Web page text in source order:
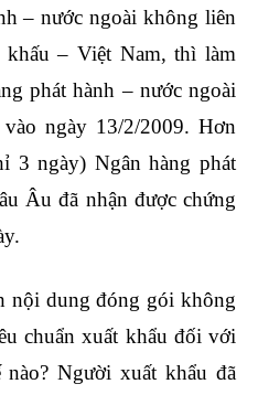
– nước ngoài không liên
– Việt Nam, thì làm
phát hành – nước ngoài
ngày 13/2/2009. Hơn
3 ngày) Ngân hàng phát
Âu đã nhận được chứng
nội dung đóng gói không
chuẩn xuất khẩu đối với
Người xuất khẩu đã